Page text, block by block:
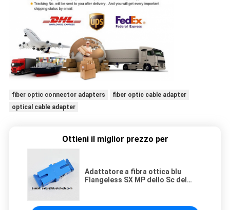
fiber optic connector adapters
fiber optic cable adapter
optical cable adapter
Ottieni il miglior prezzo per
Adattatore a fibra ottica blu
Flangeless SX MP dello Sc del